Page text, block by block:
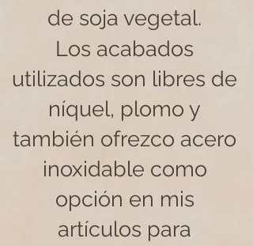
de soja vegetal.
Los acabados
utilizados son libres de
níquel, plomo y
también ofrezco acero
inoxidable como
opción en mis
artículos para